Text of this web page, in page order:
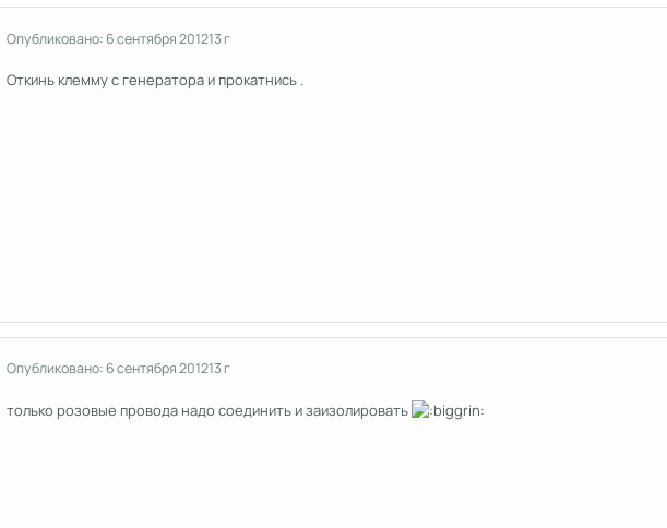
Опубликовано: 6 сентября 201213 г
Откинь клемму с генератора и прокатнись .
Опубликовано: 6 сентября 201213 г
только розовые провода надо соединить и заизолировать